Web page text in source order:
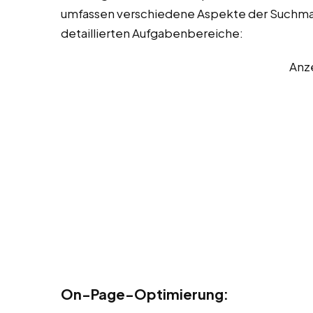
umfassen verschiedene Aspekte der
detaillierten Aufgabenbereiche:
On-Page-Optimierung: